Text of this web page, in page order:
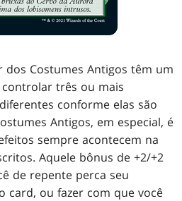
dos Costumes Antigos têm um
três ou mais
conforme elas são
Antigos, em especial, é
sempre acontecem na
Aquele bônus de +2/+2
de repente perca seu
card, ou fazer com que você